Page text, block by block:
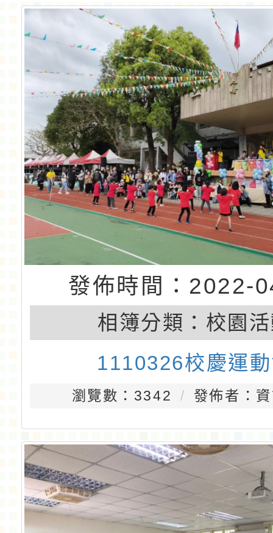
發佈時間：2022-
相簿分類： 校園
1110326校慶運
瀏覽數：3342 發佈者：